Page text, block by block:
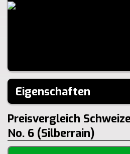
Eigenschaften
Hersteller:
Zink-
1.4G
Preisvergleich
No. 6 (Silberrain)